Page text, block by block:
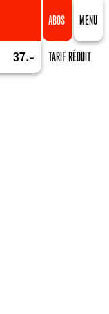
37.- TARIF RÉDUIT
ABOS MENU